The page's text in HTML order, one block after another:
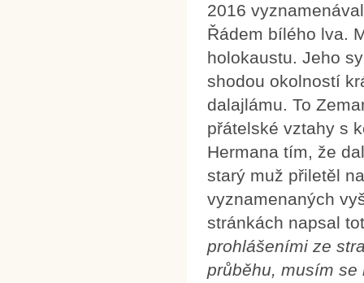
2016
Řádem bílého lva.
holokaustu. Jeho
shodou okolností
dalajlámu. To
přátelské vztahy s
Hermana tím, že
starý muž přiletěl
vyznamenaných
stránkách napsal
prohlášeními ze
průběhu, musím